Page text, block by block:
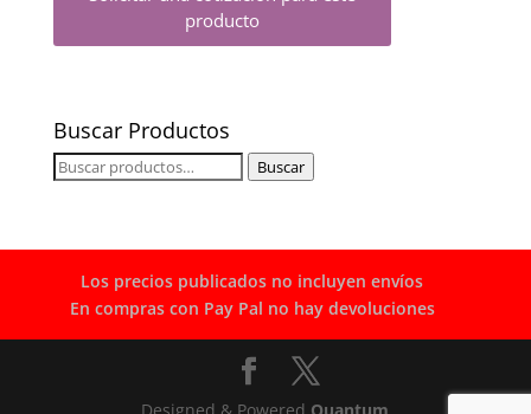
producto
Buscar Productos
Buscar
Buscar
Los precios publicados no incluyen envíos
En compras con Pay Pal no hay devoluciones